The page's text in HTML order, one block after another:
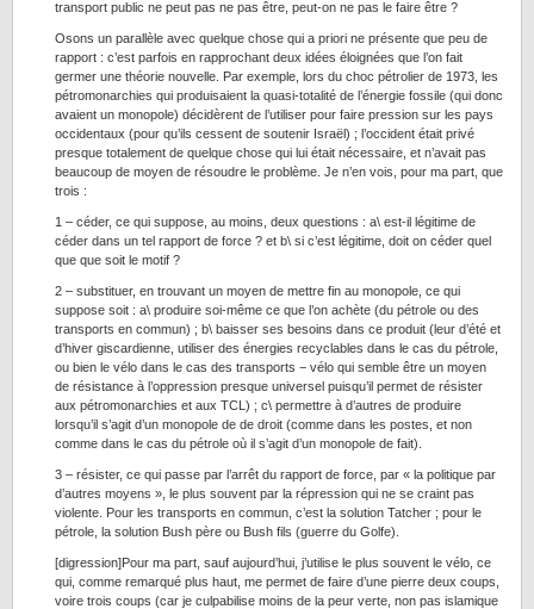
transport public ne peut pas ne pas être, peut-on ne pas le faire être ?
Osons un parallèle avec quelque chose qui a priori ne présente que peu de
rapport : c’est parfois en rapprochant deux idées éloignées que l’on fait
germer une théorie nouvelle. Par exemple, lors du choc pétrolier de 1973, les
pétromonarchies qui produisaient la quasi-totalité de l’énergie fossile (qui donc
avaient un monopole) décidèrent de l’utiliser pour faire pression sur les pays
occidentaux (pour qu’ils cessent de soutenir Israël) ; l’occident était privé
presque totalement de quelque chose qui lui était nécessaire, et n’avait pas
beaucoup de moyen de résoudre le problème. Je n’en vois, pour ma part, que
trois :
1 – céder, ce qui suppose, au moins, deux questions : a\ est-il légitime de
céder dans un tel rapport de force ? et b\ si c’est légitime, doit on céder quel
que que soit le motif ?
2 – substituer, en trouvant un moyen de mettre fin au monopole, ce qui
suppose soit : a\ produire soi-même ce que l’on achète (du pétrole ou des
transports en commun) ; b\ baisser ses besoins dans ce produit (leur d’été et
d’hiver giscardienne, utiliser des énergies recyclables dans le cas du pétrole,
ou bien le vélo dans le cas des transports − vélo qui semble être un moyen
de résistance à l’oppression presque universel puisqu’il permet de résister
aux pétromonarchies et aux TCL) ; c\ permettre à d’autres de produire
lorsqu’il s’agit d’un monopole de de droit (comme dans les postes, et non
comme dans le cas du pétrole où il s’agit d’un monopole de fait).
3 – résister, ce qui passe par l’arrêt du rapport de force, par « la politique par
d’autres moyens », le plus souvent par la répression qui ne se craint pas
violente. Pour les transports en commun, c’est la solution Tatcher ; pour le
pétrole, la solution Bush père ou Bush fils (guerre du Golfe).
[digression]Pour ma part, sauf aujourd’hui, j’utilise le plus souvent le vélo, ce
qui, comme remarqué plus haut, me permet de faire d’une pierre deux coups,
voire trois coups (car je culpabilise moins de la peur verte, non pas islamique